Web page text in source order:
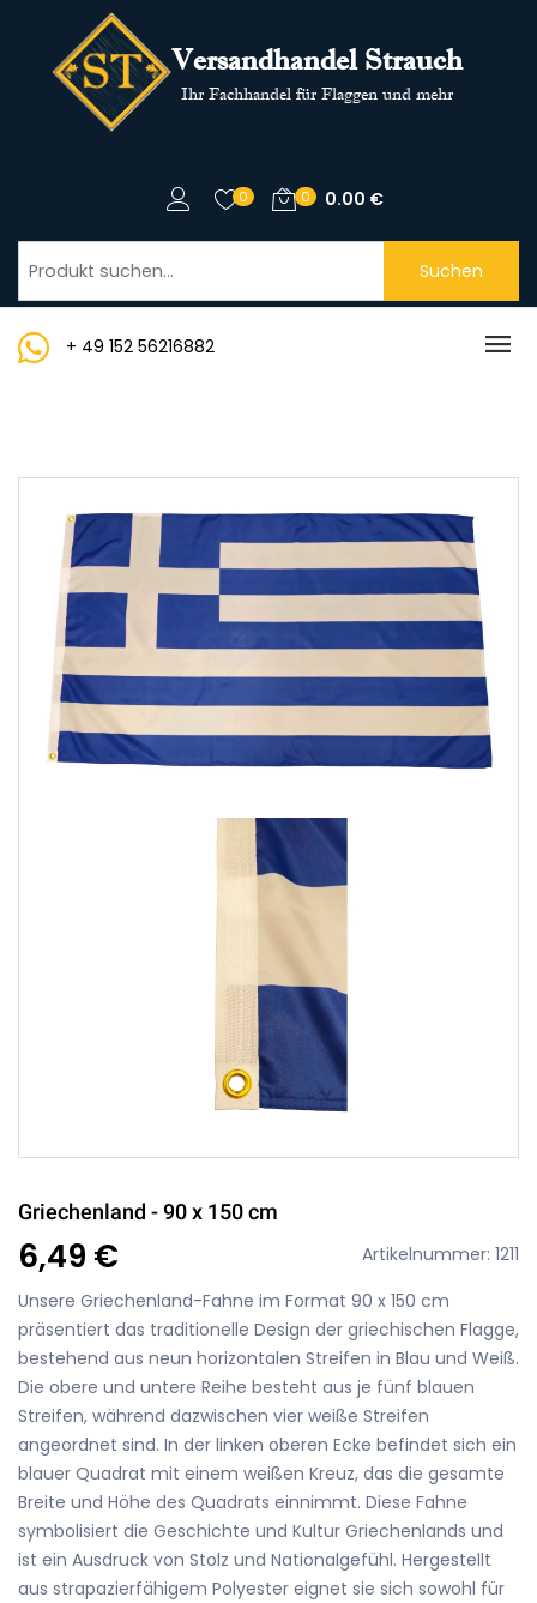
Versandhandel Strauch
Ihr Fachhandel für Flaggen und mehr
0 0 0.00 €
Suchen
+ 49 152 56216882
Griechenland - 90 x 150 cm
6,49 €
Artikelnummer: 1211
Unsere Griechenland-Fahne im Format 90 x 150 cm
präsentiert das traditionelle Design der griechischen Flagge,
bestehend aus neun horizontalen Streifen in Blau und Weiß.
Die obere und untere Reihe besteht aus je fünf blauen
Streifen, während dazwischen vier weiße Streifen
angeordnet sind. In der linken oberen Ecke befindet sich ein
blauer Quadrat mit einem weißen Kreuz, das die gesamte
Breite und Höhe des Quadrats einnimmt. Diese Fahne
symbolisiert die Geschichte und Kultur Griechenlands und
ist ein Ausdruck von Stolz und Nationalgefühl. Hergestellt
aus strapazierfähigem Polyester eignet sie sich sowohl für